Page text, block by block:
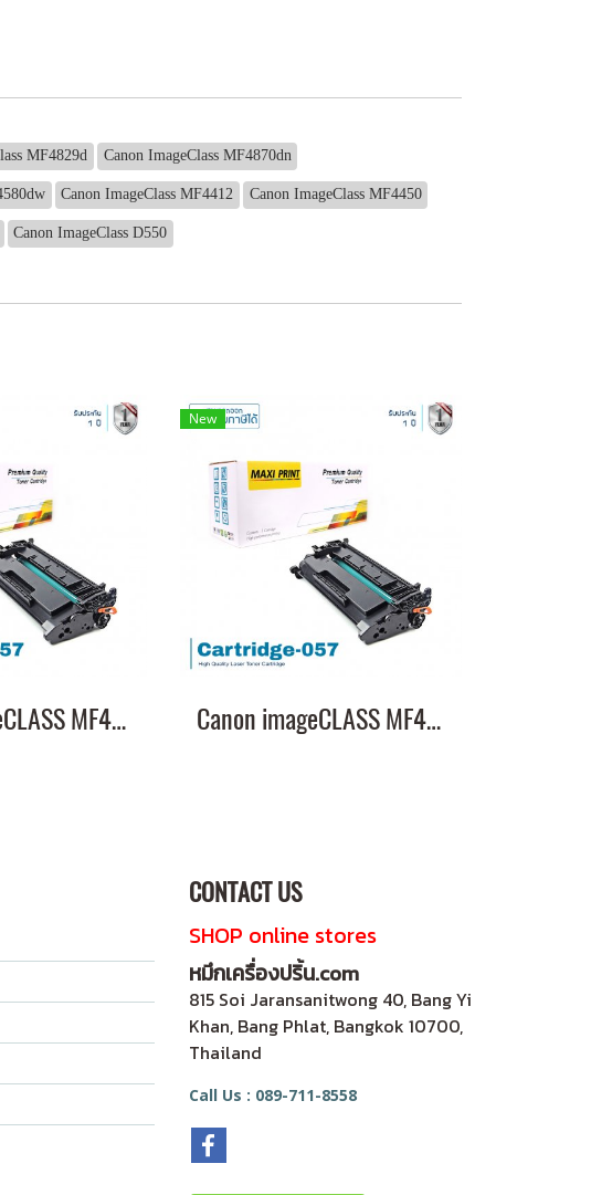
MF4829d Canon ImageClass MF4870dn
Canon ImageClass MF4412 Canon ImageClass MF4450
Canon ImageClass D550
Canon imageCLASS MF445dw หมึกเครื่องปริ้น 057 พิมพ์คมชัด!
New
Canon imageCLASS MF449x หมึกเครื่องปริ้น 057 พิมพ์คมชัด!
CONTACT US
SHOP online stores
หมึกเครื่องปริ้น.com
815 Soi Jaransanitwong 40, Bang Yi
Khan, Bang Phlat, Bangkok 10700,
Thailand
Call Us : 089-711-8558